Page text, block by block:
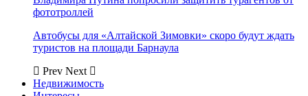
фототроллей
Автобусы для «Алтайской Зимовки» скоро будут ждать
туристов на площади Барнаула
Prev Next
Недвижимость